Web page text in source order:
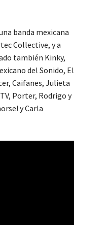
banda mexicana
Collective, y a
también Kinky,
del Sonido, El
Caifanes, Julieta
Porter, Rodrigo y
y Carla